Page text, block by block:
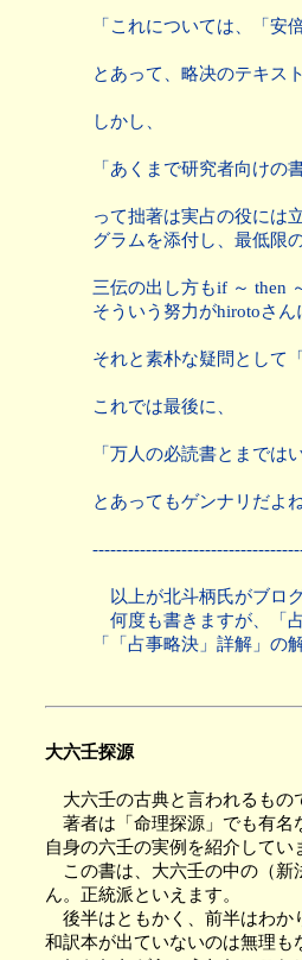
「これについては、「安
とあって、略决のテキス
しかし、
「あくまで研究者向けの
って拙著は実占の役には
グラムを添付し、最低限
三伝の出し方もif ～ then
そういう努力がhirotoさん
それと素朴な疑問として
これでは最後に、
「万人の必読書とまでは
とあってもゲンナリだよね
以上が北斗柄氏がブロ
何度も書きますが、「
「「占事略決」詳解」の
大六壬探源
大六壬の古典と言われるもの
著者は「命理探源」でも有名
自身の六壬の実例を紹介してい
この書は、大六壬の中の（新
ん。正統派といえます。
後半はともかく、前半はわか
和訳本が出ていないのは無理も